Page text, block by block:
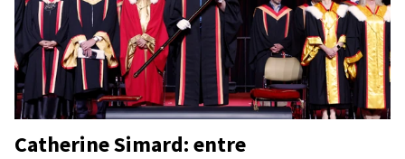
Catherine Simard: entre